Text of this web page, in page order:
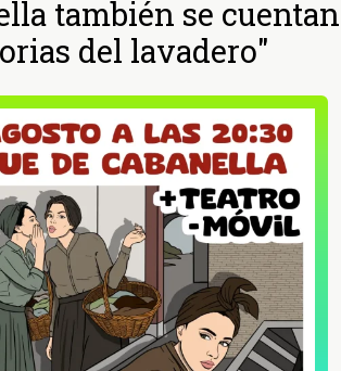
también se cuentan
del lavadero"